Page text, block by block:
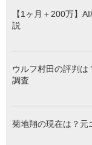
【1ヶ月＋200万】
説
ウルフ村田の評判は
調査
菊地翔の現在は？元